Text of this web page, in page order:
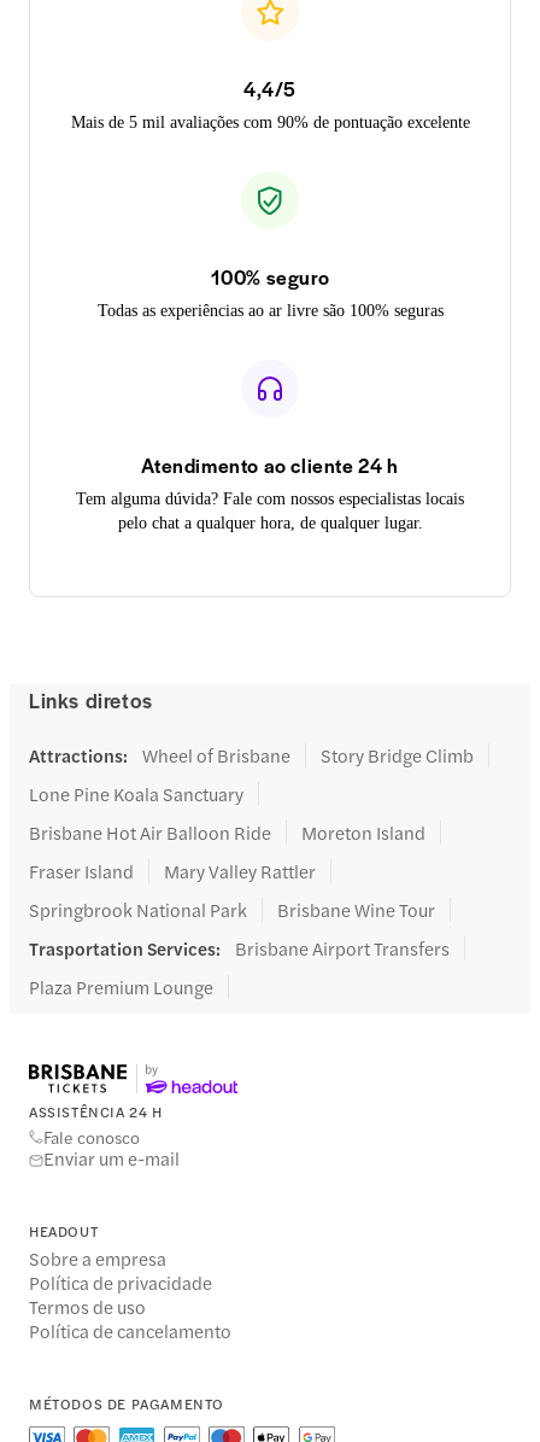
4,4/5
Mais de 5 mil avaliações com 90% de pontuação excelente
100% seguro
Todas as experiências ao ar livre são 100% seguras
Atendimento ao cliente 24 h
Tem alguma dúvida? Fale com nossos especialistas locais
pelo chat a qualquer hora, de qualquer lugar.
Links diretos
Attractions: Wheel of Brisbane
Story Bridge Climb
Lone Pine Koala Sanctuary
Brisbane Hot Air Balloon Ride
Moreton Island
Fraser Island
Mary Valley Rattler
Springbrook National Park
Brisbane Wine Tour
Trasportation Services:
Brisbane Airport Transfers
Plaza Premium Lounge
ASSISTÊNCIA 24 H
Fale conosco
Enviar um e-mail
HEADOUT
Sobre a empresa
Política de privacidade
Termos de uso
Política de cancelamento
MÉTODOS DE PAGAMENTO